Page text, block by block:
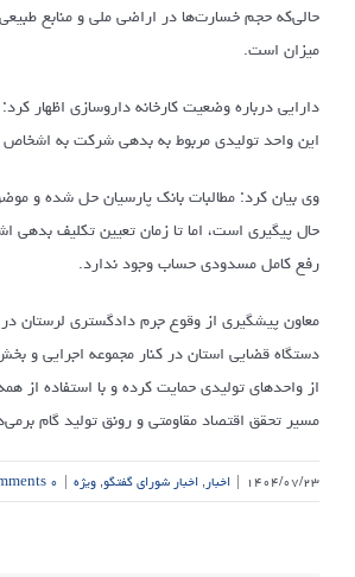
حالی‌که حجم خسارت‌ها در اراضی ملی و منابع
میزان است.
دارایی درباره وضعیت کارخانه داروسازی اظهار
این واحد تولیدی مربوط به بدهی شرکت به
وی بیان کرد: مطالبات بانک پارسیان حل شده و
حال پیگیری است، اما تا زمان تعیین تکلیف بدهی
رفع کامل مسدودی حساب وجود ندارد.
معاون پیشگیری از وقوع جرم دادگستری لرستان در
دستگاه قضایی استان در کنار مجموعه اجرایی و
از واحدهای تولیدی حمایت کرده و با استفاده از
مسیر تحقق اقتصاد مقاومتی و رونق تولید گام
۱۴۰۴/۰۷/۲۳ | اخبار,اخبار شورای گفتگو,ویژه | ۰ Comments